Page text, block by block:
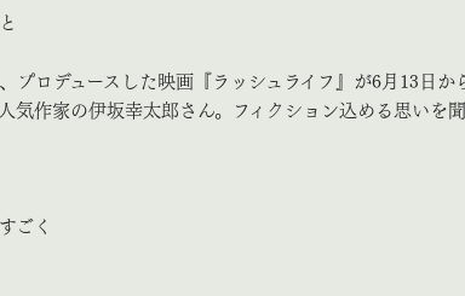
プロデュースした映画『ラッシュライフ』が6月13日か
気作家の伊坂幸太郎さん。フィクション込める思いを
ごく